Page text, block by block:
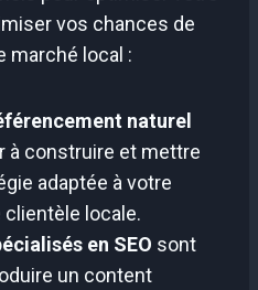
vos chances de
marché local :
naturel
à construire et mettre
adaptée à votre
locale.
en SEO sont
un content